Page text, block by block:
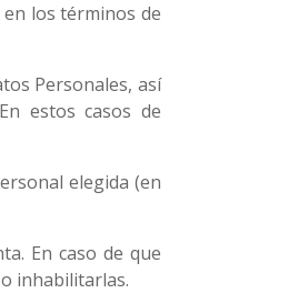
los términos de
Personales, así
estos casos de
elegida (en
En caso de que
inhabilitarlas.